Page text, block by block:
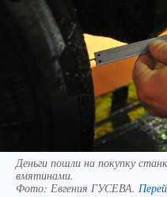
Деньги пошли на покупку
вмятинами.
Фото: Евгения ГУСЕВА.